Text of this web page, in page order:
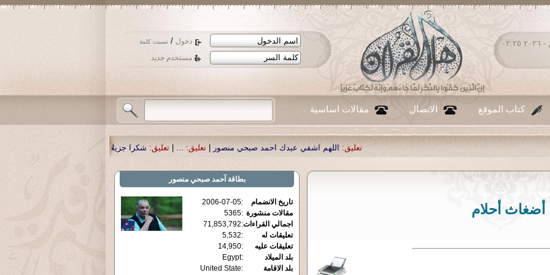
دخول / نسيت كلمة
مستخدم جديد
السبت ٠٨ - أغسطس - ٢٠٢٦ ٠٢:٢٥
كتاب الموقع الاتصال مقالات اساسية
اللهم اشفي عبدك احمد صبحي منصور|تعليق: ...
|تعليق: شكرا جزيلا أستاذ حمد الحمد .أكرمكم الله .
أضغاث أحلام
بطاقة آحمد صبحي منصور
تاريخ الانضمام :
2006-07-05
مقالات منشورة :
5365
اجمالي القراءات:
71,853,792
تعليقات له
:
5,532
تعليقات عليه
:
14,950
بلد الميلاد
:
Egypt
بلد الاقامة
:
United State